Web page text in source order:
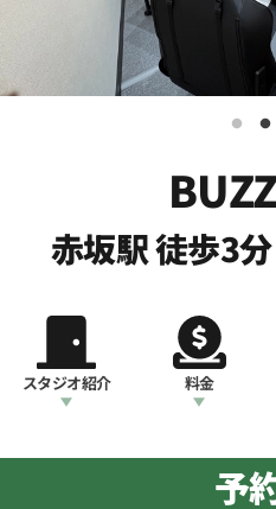
赤坂駅 徒歩3
スタジオ紹介 料金
予